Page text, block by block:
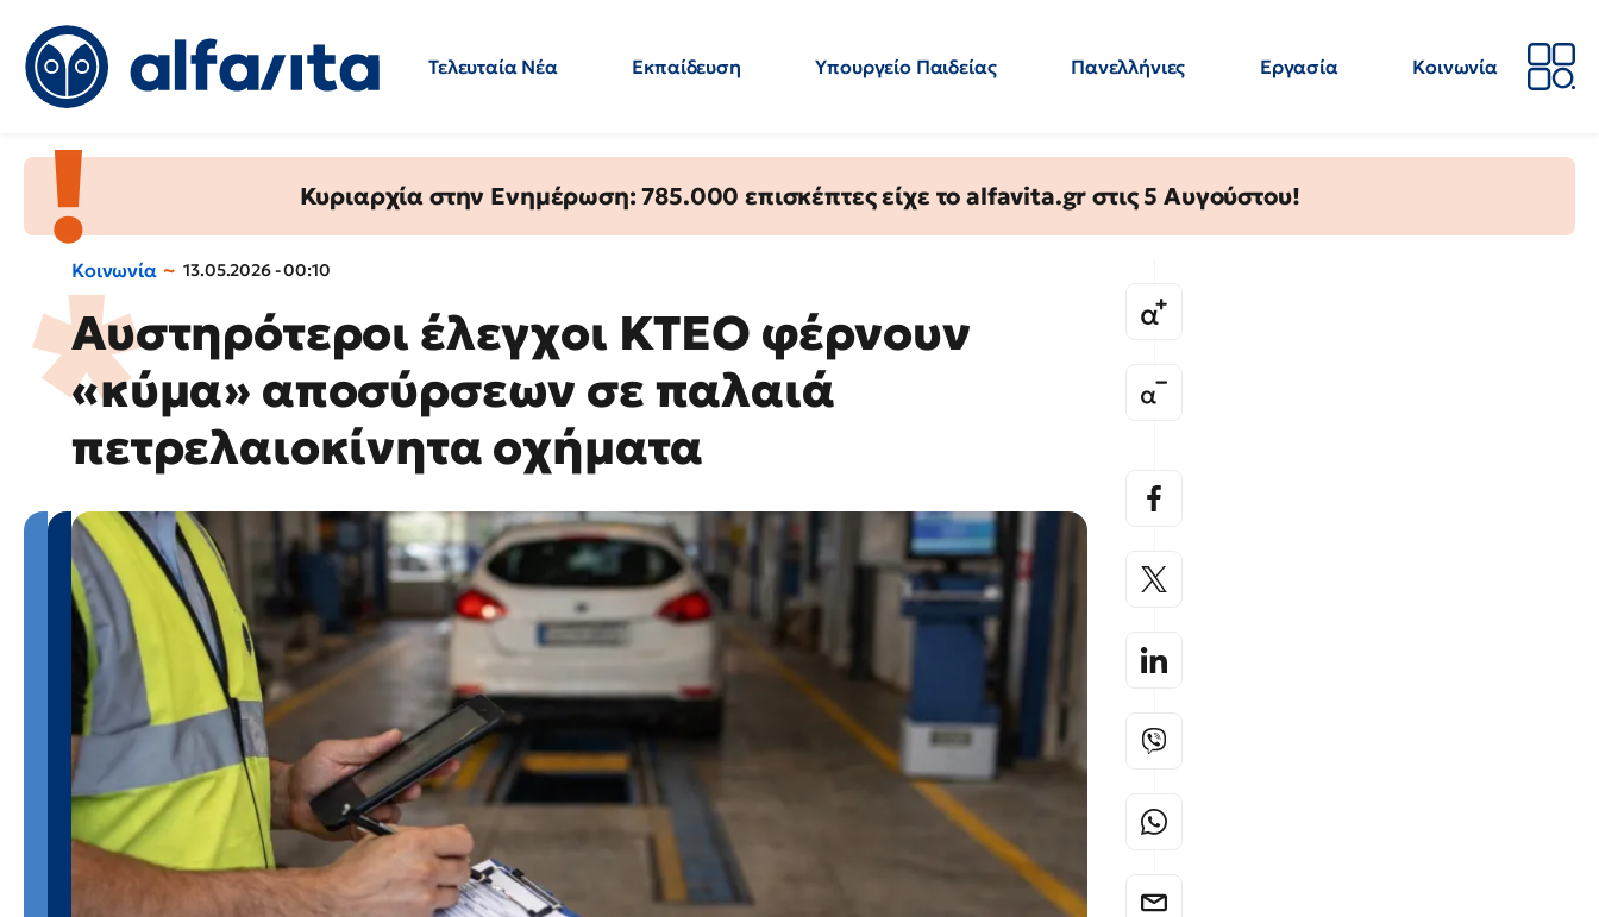
Τελευταία Νέα Εκπαίδευση Υπουργείο Παιδείας Πανελλήνιες Εργασία
Κοινωνία
Κυριαρχία στην Ενημέρωση: 785.000 επισκέπτες είχε το alfavita.gr στις 5 Αυγούστου!
Κοινωνία 13.05.2026 - 00:10
Αυστηρότεροι έλεγχοι ΚΤΕΟ φέρνουν
«κύμα» αποσύρσεων σε παλαιά
πετρελαιοκίνητα οχήματα